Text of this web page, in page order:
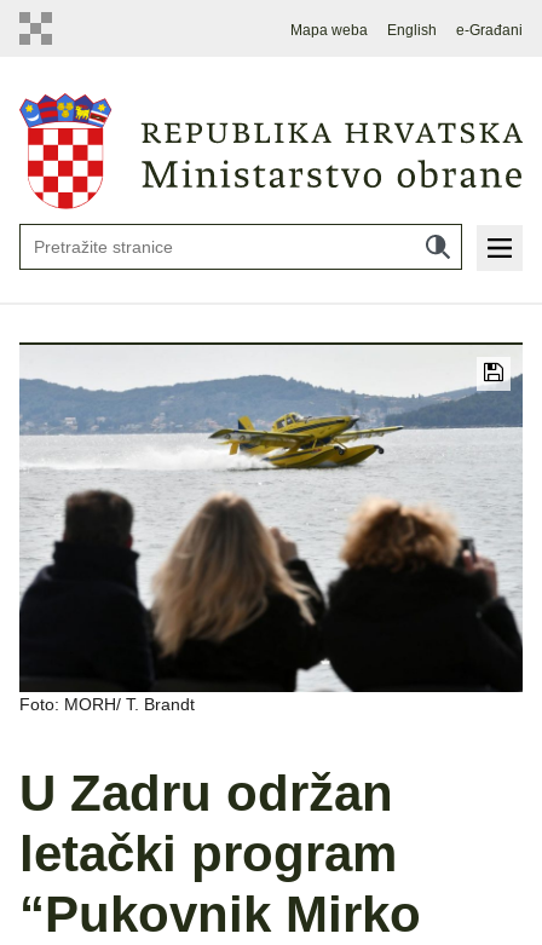
Mapa weba English e-Građani
Foto: MORH/ T. Brandt
U Zadru održan
letački program
“Pukovnik Mirko